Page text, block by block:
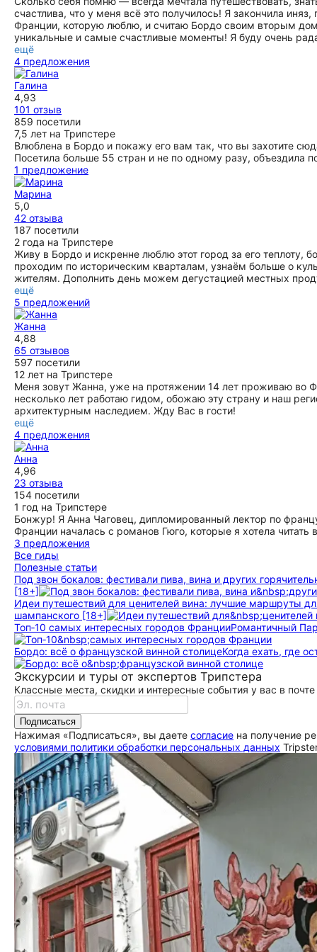
вырастить эти деликатесы. А после мы сами отведали
свежайшие устрицы с отличным вином - это было очень
вкусно! Жанна создала прекрасную, дружелюбную
атмосферу, была очень внимательна к нам и сделала наш
день максимально комфортным. Искренне рекомендуем
эту экскурсию и, конечно же, экскурсовода Жанну!
ещё
счастлива, что у меня всё это получилось! Я закончила
Франции, которую люблю, и считаю Бордо своим вторым
уникальные и самые счастливые моменты! Я буду очень
ещё
4 предложения
Галина
4,93
101 отзыв
859 посетили
7,5 лет на Трипстере
Влюблена в Бордо и покажу его вам так, что вы захотите
Посетила больше 55 стран и не по одному разу, объездила
1 предложение
Марина
5,0
42 отзыва
187 посетили
2 года на Трипстере
Живу в Бордо и искренне люблю этот город за его теплоту,
проходим по историческим кварталам, узнаём больше о
жителям. Дополнить день можем дегустацией местных
ещё
5 предложений
Жанна
4,88
65 отзывов
597 посетили
12 лет на Трипстере
Меня зовут Жанна, уже на протяжении 14 лет проживаю во
несколько лет работаю гидом, обожаю эту страну и наш
архитектурным наследием. Жду Вас в гости!
ещё
4 предложения
Анна
4,96
23 отзыва
154 посетили
1 год на Трипстере
Бонжур! Я Анна Чаговец, дипломированный лектор по
Франции началась с романов Гюго, которые я хотела
3 предложения
Все гиды
Полезные статьи
Под звон бокалов: фестивали пива, вина и других
[18+]
Идеи путешествий для ценителей вина: лучшие маршруты
шампанского [18+]
Топ‑10 самых интересных городов ФранцииРомантичный
Бордо: всё о французской винной столицеКогда ехать, где
Экскурсии и туры от экспертов Трипстера
Классные места, скидки и интересные события у вас в почте
Подписаться
Нажимая «Подписаться», вы даете согласие на получение
условиями политики обработки персональных данных